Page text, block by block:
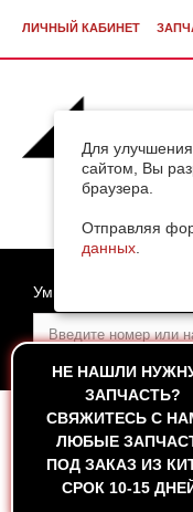
Для
сайтом, Вы
браузера.
Отправляя
данных
ЛИЧНЫЙ КАБИНЕТ
НЕ НАШЛИ
ЗАПЧАСТЬ?
CВЯЖИТЕСЬ С
ЛЮБЫЕ
ПОД ЗАКАЗ ИЗ
СРОК 10-15
Умный поиск
ГЛАВНАЯ — КАТАЛОГ
СКАЧАТЬ